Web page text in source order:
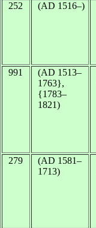
252 (AD 1516–)
991
(AD 1513–
1763},
{1783–
1821)
279
(AD 1581–
1713)